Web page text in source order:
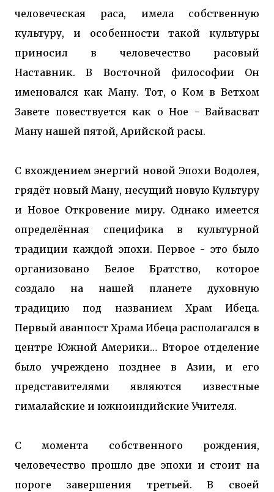
человеческая раса, имела собственную
культуру, и особенности такой культуры
приносил в человечество расовый
Наставник. В Восточной философии Он
именовался как Ману. Тот, о Ком в Ветхом
Завете повествуется как о Ное - Вайвасват
Ману нашей пятой, Арийской расы.
С вхождением энергий новой Эпохи Водолея,
грядёт новый Ману, несущий новую Культуру
и Новое Откровение миру. Однако имеется
определённая специфика в культурной
традиции каждой эпохи. Первое - это было
организовано Белое Братство, которое
создало на нашей планете духовную
традицию под названием Храм Ибеца.
Первый аванпост Храма Ибеца располагался в
центре Южной Америки… Второе отделение
было учреждено позднее в Азии, и его
представителями являются известные
гималайские и южноиндийские Учителя.
С момента собственного рождения,
человечество прошло две эпохи и стоит на
пороге завершения третьей. В своей